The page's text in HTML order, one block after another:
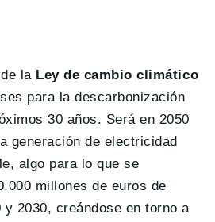
laLey de cambio climático
para la descarbonización
30 años. Será en 2050
generación de electricidad
algo para lo que se
millones de euros de
2030, creándose en torno a